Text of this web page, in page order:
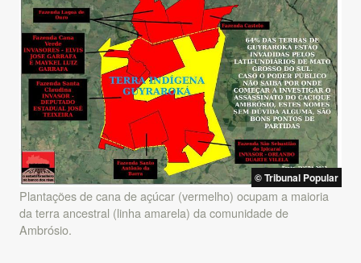
© Tribunal Popular
Plantações de cana de açúcar (vermelho) ocupam a maioria
da terra ancestral (linha amarela) da comunidade de
Ambrósio.